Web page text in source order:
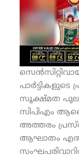
സൂക്ഷ്മത
സിപിഎം
അത്തരം
ആഘാതം